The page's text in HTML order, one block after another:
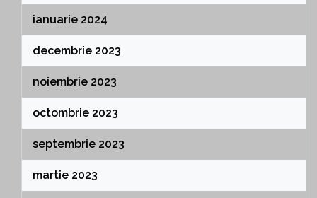
ianuarie 2024
decembrie 2023
noiembrie 2023
octombrie 2023
septembrie 2023
martie 2023